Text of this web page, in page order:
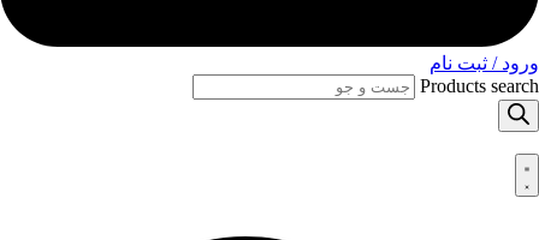
ورود / ثبت نام
Products search